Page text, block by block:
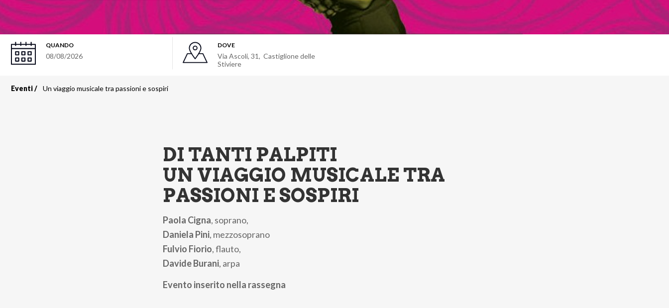
QUANDO
08/08/2026
DOVE
Via Ascoli, 31, Castiglione delle
Stiviere
Briciole
Eventi Un viaggio musicale tra passioni e sospiri
DI TANTI PALPITI
UN VIAGGIO MUSICALE TRA
PASSIONI E SOSPIRI
Paola Cigna, soprano,
Daniela Pini, mezzosoprano
Fulvio Fiorio, flauto,
Davide Burani, arpa
Evento inserito nella rassegna